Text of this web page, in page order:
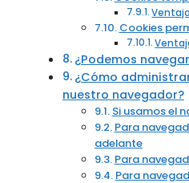
Cookies
¿Podemos
¿Cómo
nuestro navegador?
Si usamos el
Para
adelante
Para
Para